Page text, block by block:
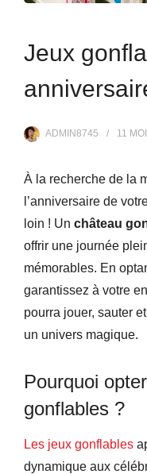
Jeux
ADMIN8745 11
À la recherche de la
l’anniversaire de
loin ! Un château
offrir une journée
mémorables. En
garantissez à votre
pourra jouer, sauter
un univers magique.
Pourquoi
gonflables ?
Les jeux gonflables
dynamique aux